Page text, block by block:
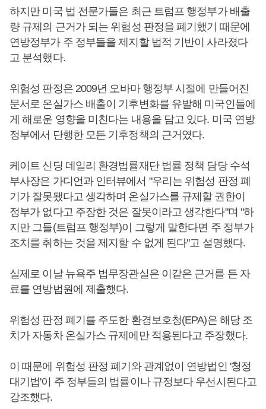
하지만 미국 법 전문가들은 최근 트럼프 행정부가 배출
량 규제의 근거가 되는 위험성 판정을 폐기했기 때문에
연방정부가 주 정부들을 제지할 법적 기반이 사라졌다
고 분석했다.
위험성 판정은 2009년 오바마 행정부 시절에 만들어진
문서로 온실가스 배출이 기후변화를 유발해 미국인들에
게 해로운 영향을 미친다는 내용을 담고 있다. 미국 연방
정부에서 단행한 모든 기후정책의 근거였다.
케이트 신딩 데일리 환경법률재단 법률 정책 담당 수석
부사장은 가디언과 인터뷰에서 "우리는 위험성 판정 폐
기가 잘못됐다고 생각하며 온실가스를 규제할 권한이
정부가 없다고 주장한 것은 잘못이라고 생각한다"며 "하
지만 그들(트럼프 행정부)이 그렇게 말한다면 주 정부가
조치를 취하는 것을 제지할 수 없게 된다"고 설명했다.
실제로 이날 뉴욕주 법무장관실은 이같은 근거를 든 자
료를 연방법원에 제출했다.
위험성 판정 폐기를 주도한 환경보호청(EPA)은 해당 조
치가 자동차 온실가스 규제에만 적용된다고 주장했다.
이 때문에 위험성 판정 폐기와 관계없이 연방법인 '청정
대기법'이 주 정부들의 법률이나 규정보다 우선시된다고
강조했다.